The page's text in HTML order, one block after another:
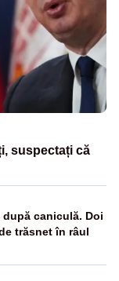
suspectați că
după caniculă. Doi
trăsnet în râul